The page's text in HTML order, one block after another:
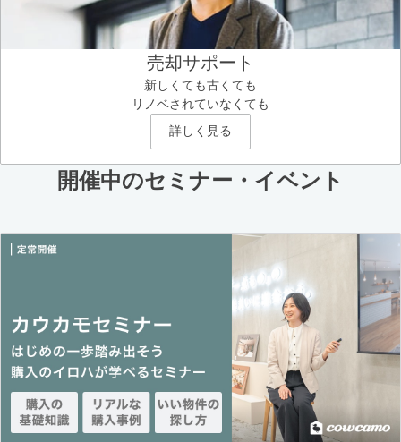
売却サポート
新しくても古くても
リノベされていなくても
詳しく見る
開催中のセミナー・イベント